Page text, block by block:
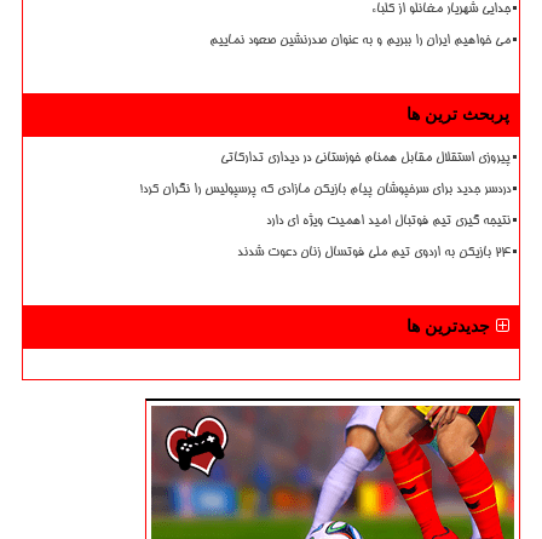
جدایی شهریار مغانلو از کلباء
می خواهیم ایران را ببریم و به عنوان صدرنشین صعود نماییم
پربحث ترین ها
پیروزی استقلال مقابل همنام خوزستانی در دیداری تدارکاتی
دردسر جدید برای سرخپوشان پیام بازیکن مازادی که پرسپولیس را نگران کرد!
نتیجه گیری تیم فوتبال امید اهمیت ویژه ای دارد
۲۴ بازیکن به اردوی تیم ملی فوتسال زنان دعوت شدند
جدیدترین ها